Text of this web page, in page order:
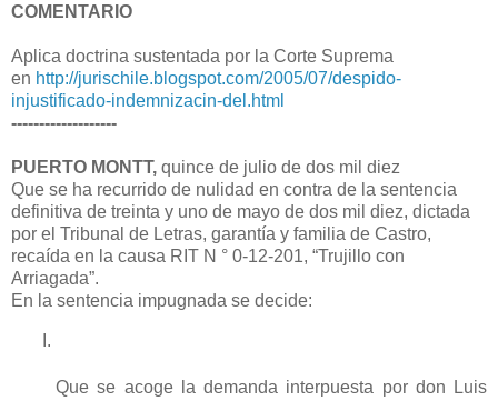
COMENTARIO
Aplica doctrina sustentada por la Corte Suprema
en http://jurischile.blogspot.com/2005/07/despido-
injustificado-indemnizacin-del.html
-------------------
PUERTO MONTT, quince de julio de dos mil diez
Que se ha recurrido de nulidad en contra de la sentencia
definitiva de treinta y uno de mayo de dos mil diez, dictada
por el Tribunal de Letras, garantía y familia de Castro,
recaída en la causa RIT N ° 0-12-201, “Trujillo con
Arriagada”.
En la sentencia impugnada se decide:
Que se acoge la demanda interpuesta por don Luis